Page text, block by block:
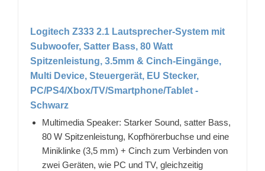
Logitech Z333 2.1 Lautsprecher-System mit
Subwoofer, Satter Bass, 80 Watt
Spitzenleistung, 3.5mm & Cinch-Eingänge,
Multi Device, Steuergerät, EU Stecker,
PC/PS4/Xbox/TV/Smartphone/Tablet -
Schwarz
Multimedia Speaker: Starker Sound, satter Bass,
80 W Spitzenleistung, Kopfhörerbuchse und eine
Miniklinke (3,5 mm) + Cinch zum Verbinden von
zwei Geräten, wie PC und TV, gleichzeitig